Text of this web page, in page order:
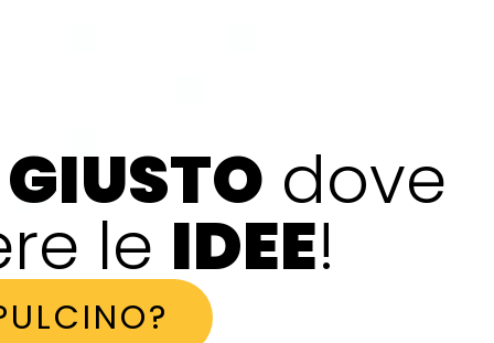
GIUSTO dove
le IDEE!